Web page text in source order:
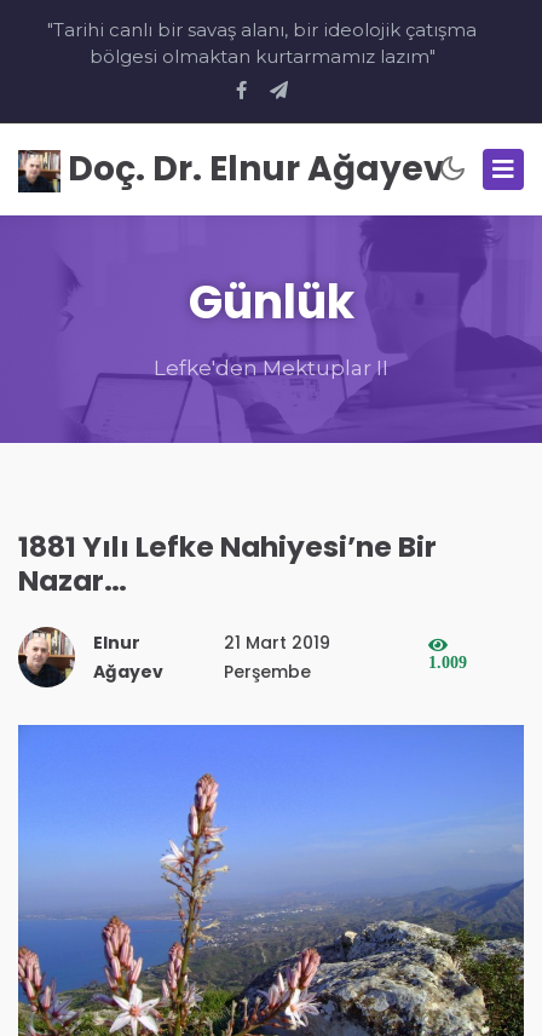
"Tarihi canlı bir savaş alanı, bir ideolojik çatışma
bölgesi olmaktan kurtarmamız lazım"
Doç. Dr. Elnur Ağayev
Günlük
Lefke'den Mektuplar II
1881 Yılı Lefke Nahiyesi’ne Bir
Nazar…
Elnur
Ağayev
21 Mart 2019
Perşembe
1.009